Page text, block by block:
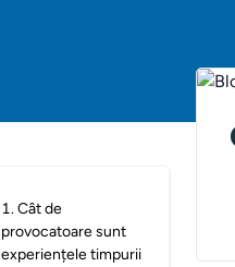
1.Cât de
provocatoare sunt
experiențele timpurii